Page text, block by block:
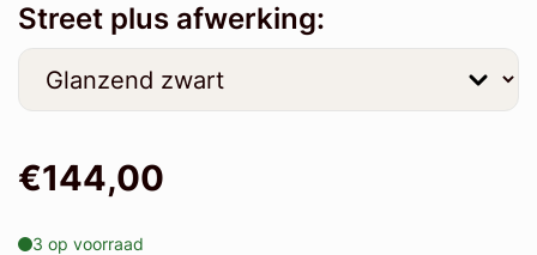
Street plus afwerking:
€144,00
3 op voorraad